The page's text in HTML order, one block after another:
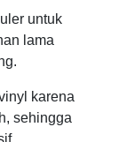
untuk
lama
karena
sehingga